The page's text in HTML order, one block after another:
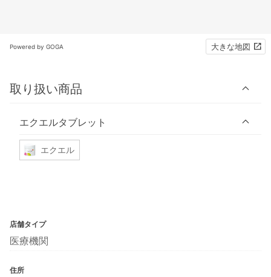
Powered by GOGA 大きな地図
取り扱い商品
エクエルタブレット
エクエル
店舗タイプ
医療機関
住所